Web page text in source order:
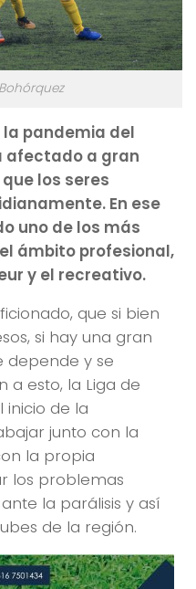
la pandemia del
afectado a gran
los seres
En ese
uno de los más
ámbito profesional,
y el recreativo.
que si bien
si hay una gran
depende y se
a esto, la Liga de
inicio de la
junto con la
la propia
los problemas
la parálisis y así
de la región.